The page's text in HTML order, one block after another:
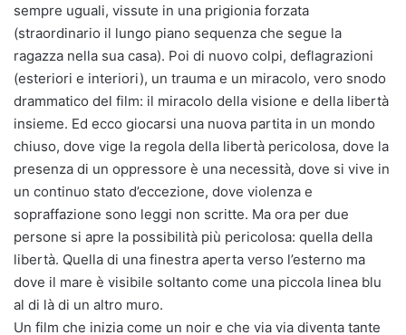
sempre uguali, vissute in una prigionia forzata
(straordinario il lungo piano sequenza che segue la
ragazza nella sua casa). Poi di nuovo colpi, deflagrazioni
(esteriori e interiori), un trauma e un miracolo, vero snodo
drammatico del film: il miracolo della visione e della libertà
insieme. Ed ecco giocarsi una nuova partita in un mondo
chiuso, dove vige la regola della libertà pericolosa, dove la
presenza di un oppressore è una necessità, dove si vive in
un continuo stato d’eccezione, dove violenza e
sopraffazione sono leggi non scritte. Ma ora per due
persone si apre la possibilità più pericolosa: quella della
libertà. Quella di una finestra aperta verso l’esterno ma
dove il mare è visibile soltanto come una piccola linea blu
al di là di un altro muro.
Un film che inizia come un noir e che via via diventa tante